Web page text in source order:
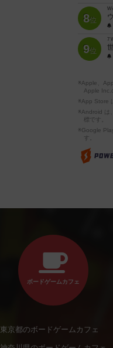
8位
9位
7
※Apple、
Apple Inc.
※App Store
※Android は
標です。
※Google
す。
ボードゲームカフェ
東京都のボードゲームカフェ